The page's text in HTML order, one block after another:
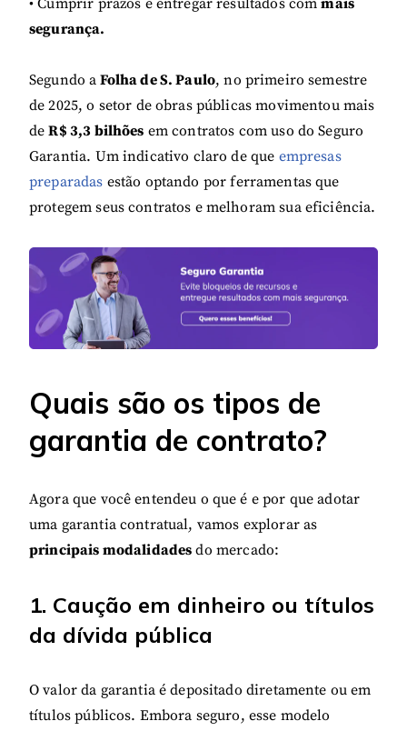
segurança.
Segundo a Folha de S. Paulo, no primeiro semestre
de 2025, o setor de obras públicas movimentou mais
deR$ 3,3 bilhões em contratos com uso do Seguro
Garantia. Um indicativo claro de que empresas
preparadas estão optando por ferramentas que
protegem seus contratos e melhoram sua eficiência.
Quais são os tipos de
garantia de contrato?
Agora que você entendeu o que é e por que adotar
uma garantia contratual, vamos explorar as
principais modalidades do mercado:
1. Caução em dinheiro ou títulos
da dívida pública
O valor da garantia é depositado diretamente ou em
títulos públicos. Embora seguro, esse modelo